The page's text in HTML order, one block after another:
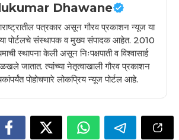
Dhawane
पत्रकार असून गौरव प्रकाशन न्यूज या
पोर्टलचे संस्थापक व मुख्य संपादक आहेत. 2010
स्थापना केली असून निःपक्षपाती व विश्वासार्ह
जातात. त्यांच्या नेतृत्वाखाली गौरव प्रकाशन
पोहोचणारे लोकप्रिय न्यूज पोर्टल आहे.